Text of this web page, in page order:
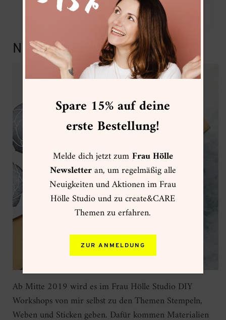
NEU: DIY Workshop-Materialien
Ab Mitte 2019 wird es im Frau Hölle Studio DIY
Workshops von mir selbst zu den Themen Stempeln,
Weben und Sticken geben. Dafür kommen Materialien
Spare 15% auf deine
erste Bestellung!
Melde dich jetzt zumFrau Hölle
Newsletteran, um regelmäßig alle
Neuigkeiten und Aktionen im Frau
Hölle Studio und zu create&CARE
Themen zu erfahren.
ZUR ANMELDUNG